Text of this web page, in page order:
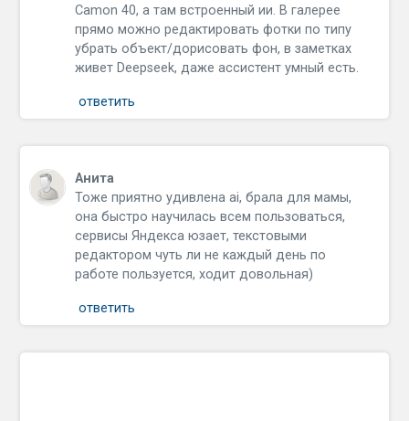
Camon 40, а там встроенный ии. В галерее
прямо можно редактировать фотки по типу
убрать объект/дорисовать фон, в заметках
живет Deepseek, даже ассистент умный есть.
ответить
Анита
Тоже приятно удивлена ai, брала для мамы,
она быстро научилась всем пользоваться,
сервисы Яндекса юзает, текстовыми
редактором чуть ли не каждый день по
работе пользуется, ходит довольная)
ответить